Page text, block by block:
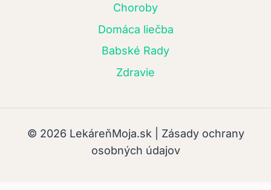
Choroby
Domáca liečba
Babské Rady
Zdravie
© 2026 LekáreňMoja.sk | Zásady ochrany
osobných údajov